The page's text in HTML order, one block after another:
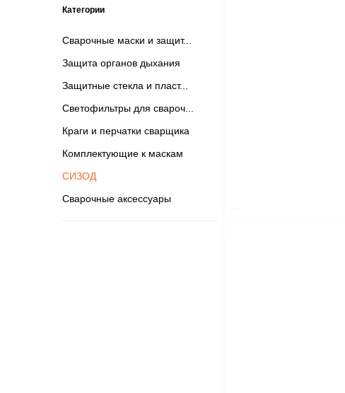
Категории
Сварочные маски и защит
Защита органов дыхания
Защитные стекла и пласт
Светофильтры для свароч
Краги и перчатки сварщика
Комплектующие к маскам
СИЗОД
Сварочные аксессуары